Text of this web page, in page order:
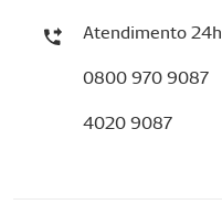
Atendimento 24h
0800 970 9087
4020 9087